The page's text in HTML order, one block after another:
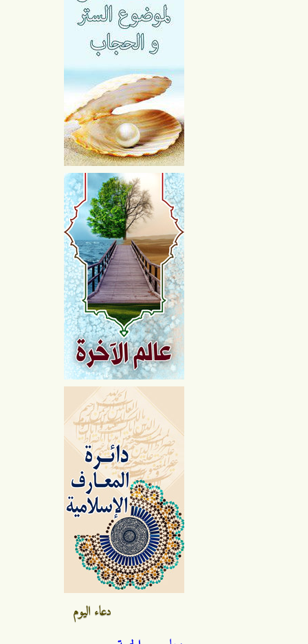
دعاء اليوم